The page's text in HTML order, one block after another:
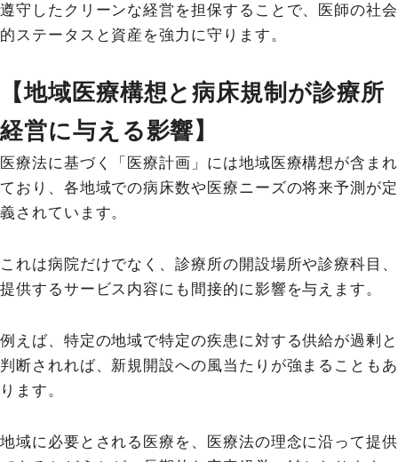
遵守したクリーンな経営を担保することで、医師の社会
的ステータスと資産を強力に守ります。
【地域医療構想と病床規制が診療所
経営に与える影響】
医療法に基づく「医療計画」には地域医療構想が含まれ
ており、各地域での病床数や医療ニーズの将来予測が定
義されています。
これは病院だけでなく、診療所の開設場所や診療科目、
提供するサービス内容にも間接的に影響を与えます。
例えば、特定の地域で特定の疾患に対する供給が過剰と
判断されれば、新規開設への風当たりが強まることもあ
ります。
地域に必要とされる医療を、医療法の理念に沿って提供